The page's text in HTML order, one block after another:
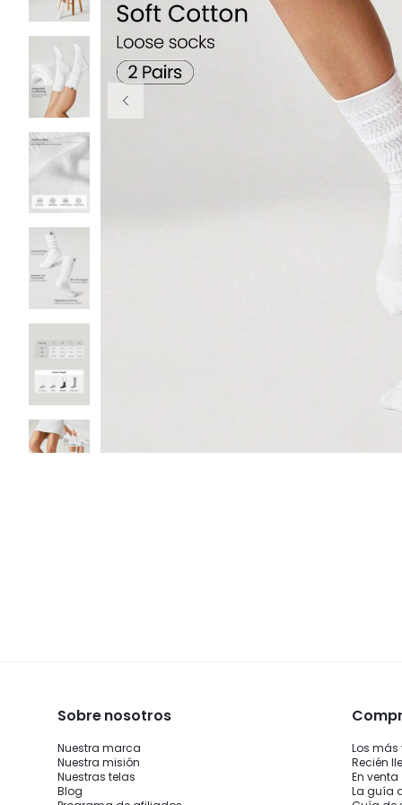
Sobre nosotros
Nuestra marca
Nuestra misión
Nuestras telas
Blog
Los
Recién
En venta
La guía